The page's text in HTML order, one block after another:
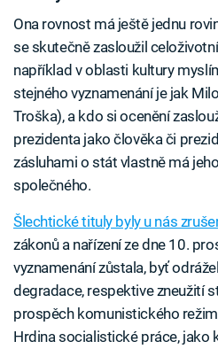
Ona rovnost má ještě jednu
se skutečně zasloužil
například v oblasti kultury
stejného vyznamenání je jak
Troška), a kdo si ocenění
prezidenta jako člověka či
zásluhami o stát vlastně má
společného.
Šlechtické tituly byly u nás
zákonů a nařízení ze dne 10.
vyznamenání zůstala, byť
degradace, respektive zneužití
prospěch komunistického
Hrdina socialistické práce, jako